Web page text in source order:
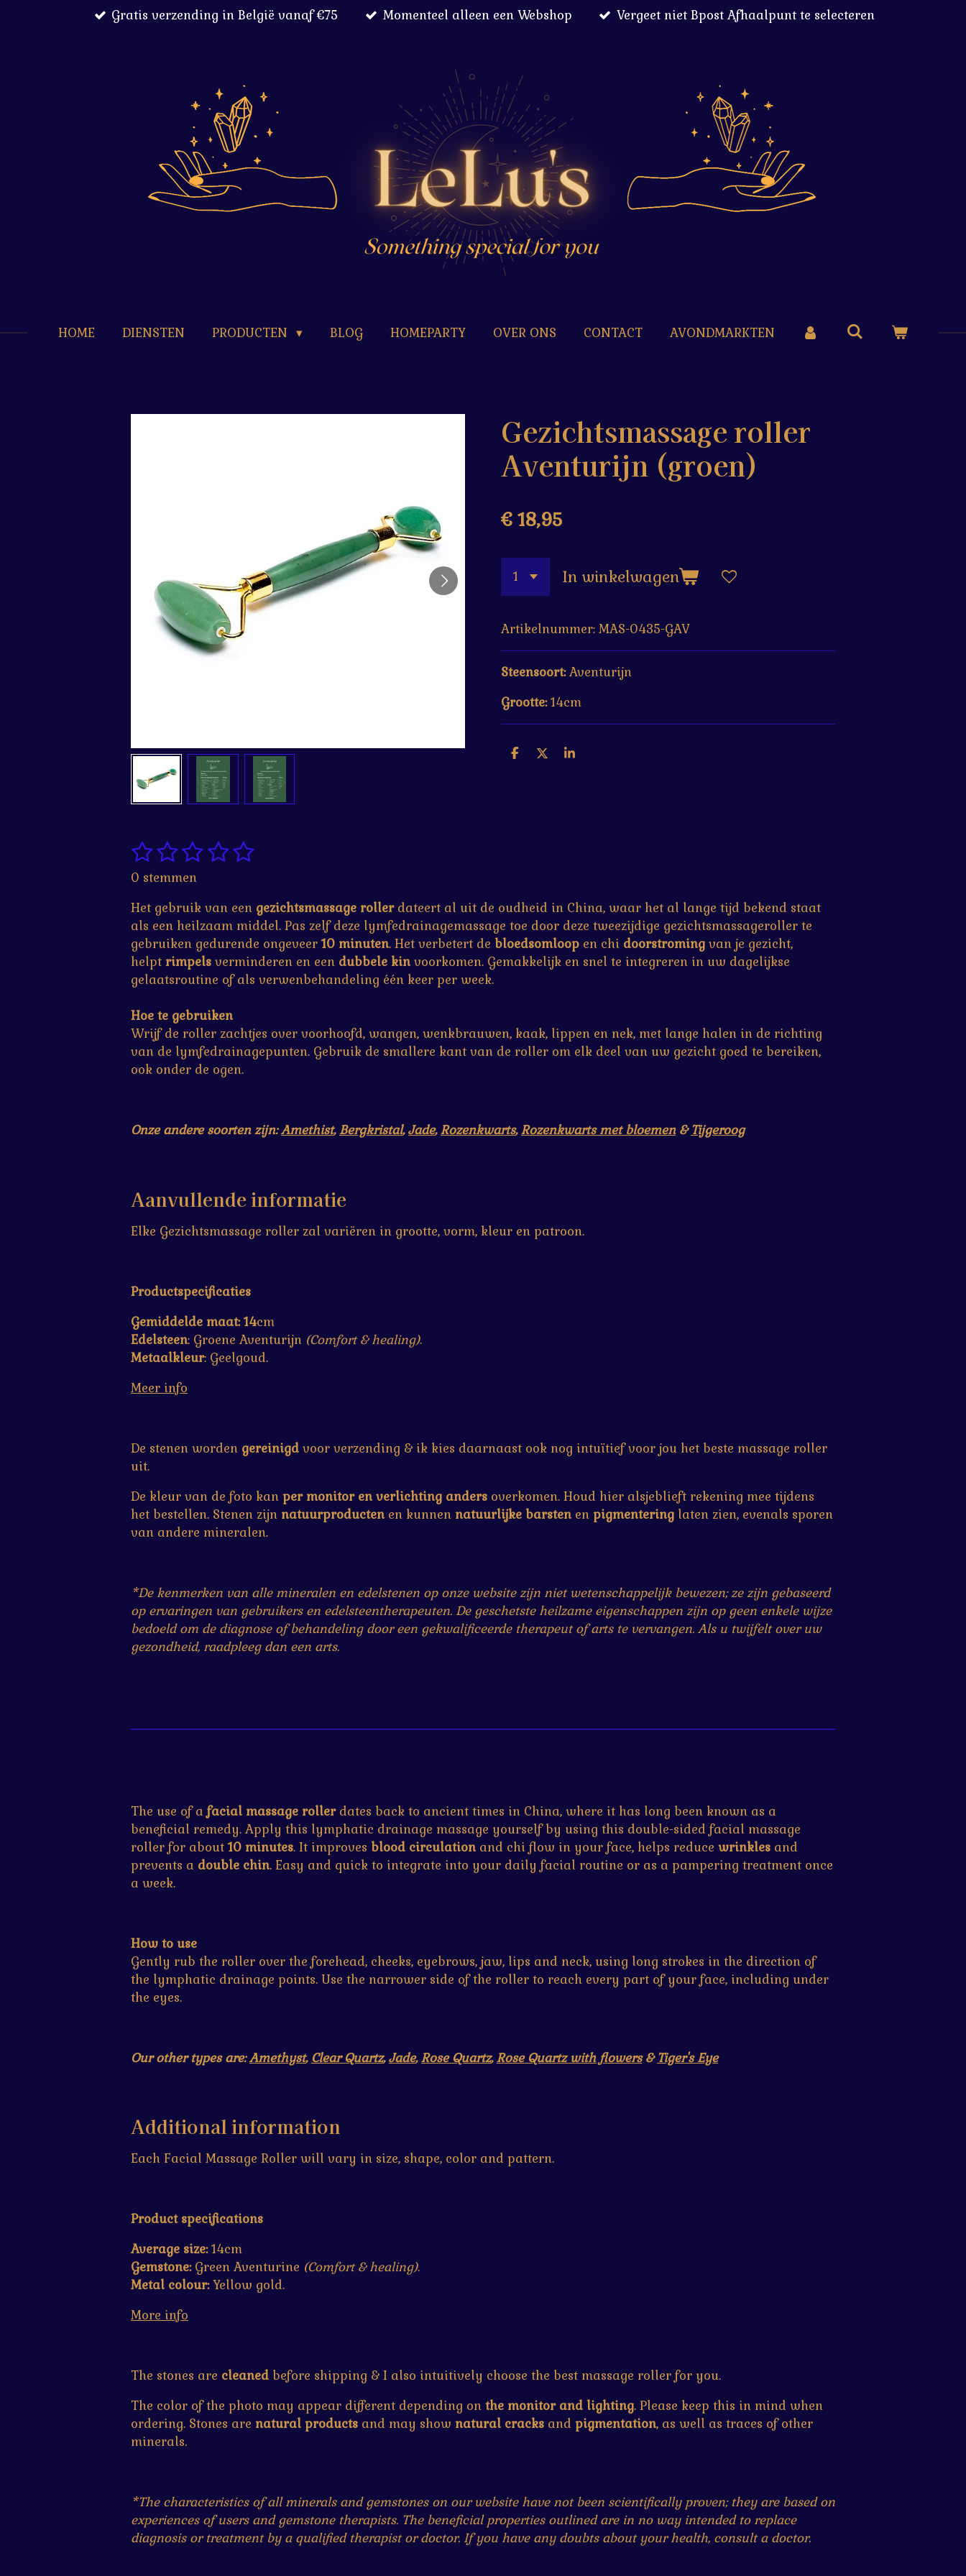
Gratis verzending in België vanaf €75 Momenteel alleen een Webshop Vergeet niet Bpost Afhaalpunt te selecteren
HOME DIENSTEN PRODUCTEN BLOG HOMEPARTY OVER ONS CONTACT AVONDMARKTEN
Gezichtsmassage roller
Aventurijn (groen)
€ 18,95
In winkelwagen
Artikelnummer: MAS-0435-GAV
Steensoort:Aventurijn
Grootte:14cm
D
D
S
R
a
t
i
n
g
:
0
s
t
e
r
r
1
s
t
e
r
2
s
t
e
r
r
e
n
3
s
t
e
r
r
e
n
4
t
e
r
r
e
n
5
t
e
r
r
e
n
S
m
e
n
0 stemmen
Het gebruik van een gezichtsmassage rollerdateert al uit de oudheid in China, waar het al lange tijd bekend staat
als een heilzaam middel. Pas zelf deze lymfedrainagemassage toe door deze tweezijdige gezichtsmassageroller te
gebruiken gedurende ongeveer 10 minuten. Het verbetert de bloedsomloop en chi doorstroming van je gezicht,
helpt rimpels verminderen en een dubbele kinvoorkomen. Gemakkelijk en snel te integreren in uw dagelijkse
gelaatsroutine of als verwenbehandeling één keer per week.
Hoe te gebruiken
Wrijf de roller zachtjes over voorhoofd, wangen, wenkbrauwen, kaak, lippen en nek, met lange halen in de richting
van de lymfedrainagepunten. Gebruik de smallere kant van de roller om elk deel van uw gezicht goed te bereiken,
ook onder de ogen.
Onze andere soorten zijn:Amethist, Bergkristal,Jade,Rozenkwarts,Rozenkwarts met bloemen& Tijgeroog
Aanvullende informatie
Elke Gezichtsmassage roller zal variëren in grootte, vorm, kleur en patroon.
Productspecificaties
Gemiddelde maat: 14cm
Edelsteen: Groene Aventurijn (Comfort & healing).
Metaalkleur: Geelgoud.
Meer info
De stenen worden gereinigd voor verzending & ik kies daarnaast ook nog intuïtief voor jou het beste massage roller
uit.
De kleur van de foto kan per monitor en verlichting anders overkomen. Houd hier alsjeblieft rekening mee tijdens
het bestellen. Stenen zijn natuurproductenen kunnen natuurlijke barstenen pigmentering laten zien, evenals sporen
van andere mineralen.
*De kenmerken van alle mineralen en edelstenen op onze website zijn niet wetenschappelijk bewezen; ze zijn gebaseerd
op ervaringen van gebruikers en edelsteentherapeuten. De geschetste heilzame eigenschappen zijn op geen enkele wijze
bedoeld om de diagnose of behandeling door een gekwalificeerde therapeut of arts te vervangen. Als u twijfelt over uw
gezondheid, raadpleeg dan een arts.
The use of a facial massage roller dates back to ancient times in China, where it has long been known as a
beneficial remedy. Apply this lymphatic drainage massage yourself by using this double-sided facial massage
roller for about 10 minutes. It improves blood circulationand chi flow in your face, helps reduce wrinkles and
prevents a double chin. Easy and quick to integrate into your daily facial routine or as a pampering treatment once
a week.
How to use
Gently rub the roller over the forehead, cheeks, eyebrows, jaw, lips and neck, using long strokes in the direction of
the lymphatic drainage points. Use the narrower side of the roller to reach every part of your face, including under
the eyes.
Our other types are:Amethyst, Clear Quartz,Jade,Rose Quartz,Rose Quartz with flowers& Tiger's Eye
Additional information
Each Facial Massage Roller will vary in size, shape, color and pattern.
Product specifications
Average size:14cm
Gemstone:Green Aventurine (Comfort & healing).
Metal colour:Yellow gold.
More info
The stones are cleaned before shipping & I also intuitively choose the best massage roller for you.
The color of the photo may appear different depending on the monitor and lighting. Please keep this in mind when
ordering. Stones are natural products and may show natural cracks and pigmentation, as well as traces of other
minerals.
*The characteristics of all minerals and gemstones on our website have not been scientifically proven; they are based on
experiences of users and gemstone therapists. The beneficial properties outlined are in no way intended to replace
diagnosis or treatment by a qualified therapist or doctor. If you have any doubts about your health, consult a doctor.